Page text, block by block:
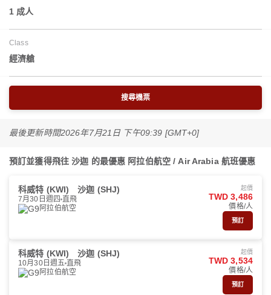
1 成人
Class
經濟艙
搜尋機票
最後更新時間2026年7月21日 下午09:39 [GMT+0]
預訂並獲得飛往 沙迦 的最優惠 阿拉伯航空 / Air Arabia 航班優惠
科威特 (KWI) 沙迦 (SHJ)
7月30日週四 直飛
阿拉伯航空
起價
TWD 3,486
價格/人
預訂
科威特 (KWI) 沙迦 (SHJ)
10月30日週五 直飛
阿拉伯航空
起價
TWD 3,534
價格/人
預訂